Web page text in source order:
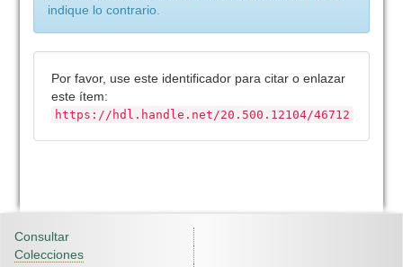
indique lo contrario.
Por favor, use este identificador para citar o enlazar
este ítem:
https://hdl.handle.net/20.500.12104/46712
Consultar
Colecciones